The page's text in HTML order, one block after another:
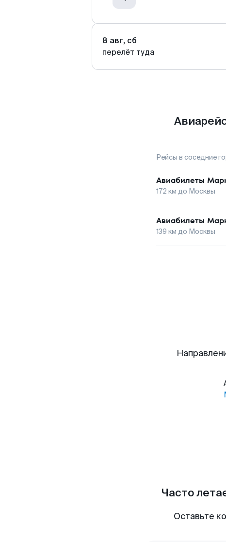
8 авг, сб
перелёт туда
Рейсы в соседние
Авиабилеты
172 км до Москвы
Авиабилеты
139 км до Москвы
Часто
Оставьте